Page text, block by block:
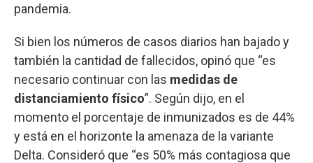
pandemia.
Si bien los números de casos diarios han bajado y
también la cantidad de fallecidos, opinó que “es
necesario continuar con las medidas de
distanciamiento físico”. Según dijo, en el
momento el porcentaje de inmunizados es de 44%
y está en el horizonte la amenaza de la variante
Delta. Consideró que “es 50% más contagiosa que